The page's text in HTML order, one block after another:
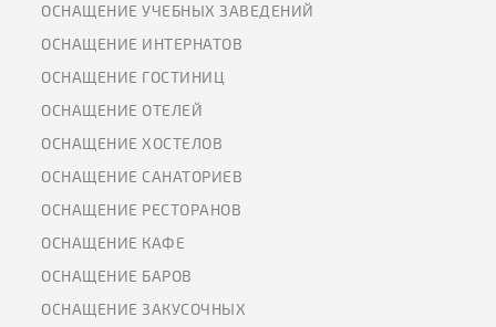
ОСНАЩЕНИЕ УЧЕБНЫХ ЗАВЕДЕНИЙ
ОСНАЩЕНИЕ ИНТЕРНАТОВ
ОСНАЩЕНИЕ ГОСТИНИЦ
ОСНАЩЕНИЕ ОТЕЛЕЙ
ОСНАЩЕНИЕ ХОСТЕЛОВ
ОСНАЩЕНИЕ САНАТОРИЕВ
ОСНАЩЕНИЕ РЕСТОРАНОВ
ОСНАЩЕНИЕ КАФЕ
ОСНАЩЕНИЕ БАРОВ
ОСНАЩЕНИЕ ЗАКУСОЧНЫХ